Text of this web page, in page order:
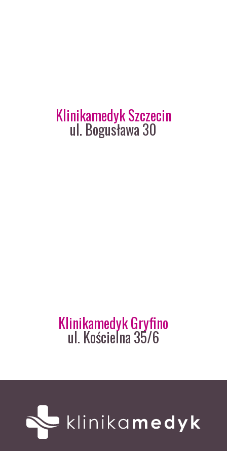
Klinikamedyk Szczecin
ul. Bogusława 30
Klinikamedyk Gryfino
ul. Kościelna 35/6